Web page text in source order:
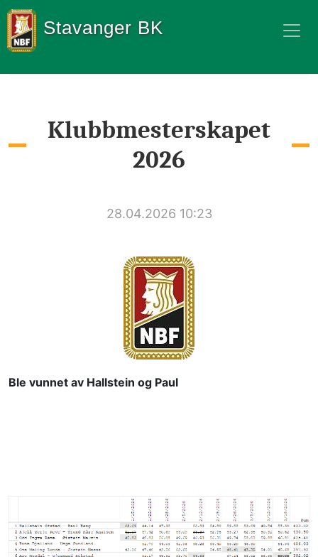
Stavanger BK
Klubbmesterskapet
2026
28.04.2026 10:23
Ble vunnet av Hallstein og Paul